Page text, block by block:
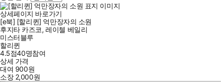
상세페이지 바로가기
[e북] [할리퀸] 억만장자의 소원
후지타 카즈코,레이첼 베일리
미스터블루
할리퀸
4.5점40명참여
상세 가격
대여 900원
소장 2,000원